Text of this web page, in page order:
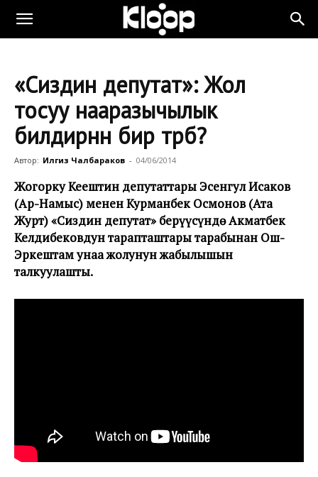
«Сиздин депутат»: Жол
тосуу нааразычылык
билдирүүнүн бир түрүбү?
Автор: Илгиз Чалбараков - 04/06/2014
Жогорку Кеңештин депутаттары Эсенгул Исаков
(Ар-Намыс)мененКурманбек Осмонов (Ата
Журт) «Сиздин депутат»берүүсүндө Акматбек
Келдибековдун тарапташтары тарабынан Ош-
Эркештам унаа жолунун жабылышын
талкуулашты.